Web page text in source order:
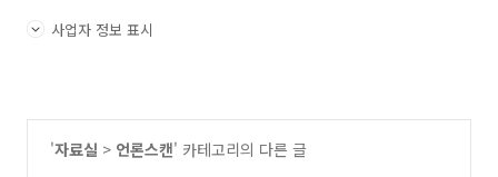
사업자 정보 표시
'자료실 > 언론스캔' 카테고리의 다른 글